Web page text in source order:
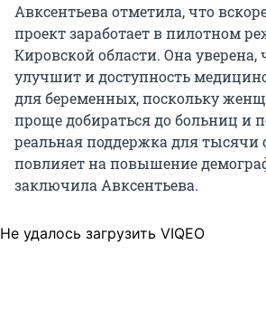
Авксентьева отметила, что
проект заработает в пилотном
Кировской области. Она уверена,
улучшит и доступность
для беременных, поскольку
проще добираться до больниц и
реальная поддержка для тысячи
повлияет на повышение
заключила Авксентьева.
Не удалось загрузить VIQEO